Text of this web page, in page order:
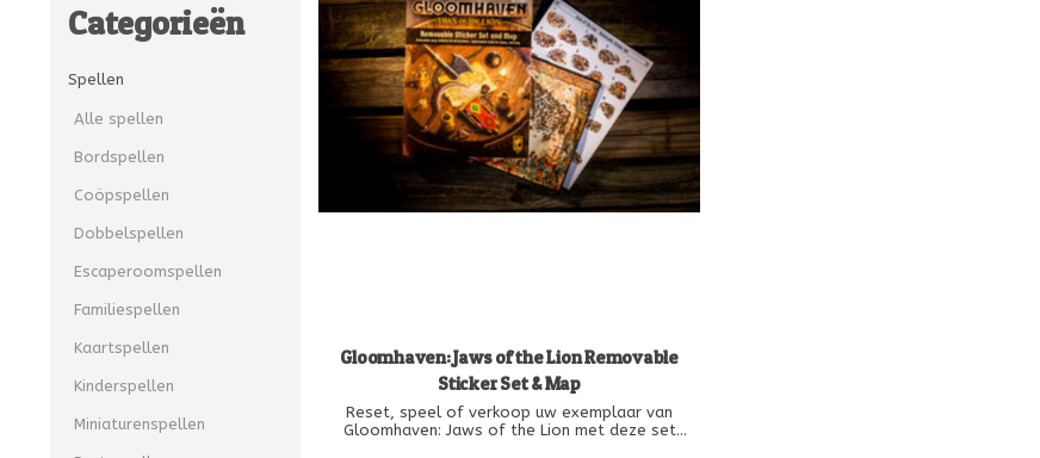
Categorieën
Spellen
Alle spellen
Bordspellen
Coöpspellen
Dobbelspellen
Escaperoomspellen
Familiespellen
Kaartspellen
Kinderspellen
Miniaturenspellen
Gloomhaven: Jaws of the Lion Removable
Sticker Set & Map
Reset, speel of verkoop uw exemplaar van
Gloomhaven: Jaws of the Lion met deze set